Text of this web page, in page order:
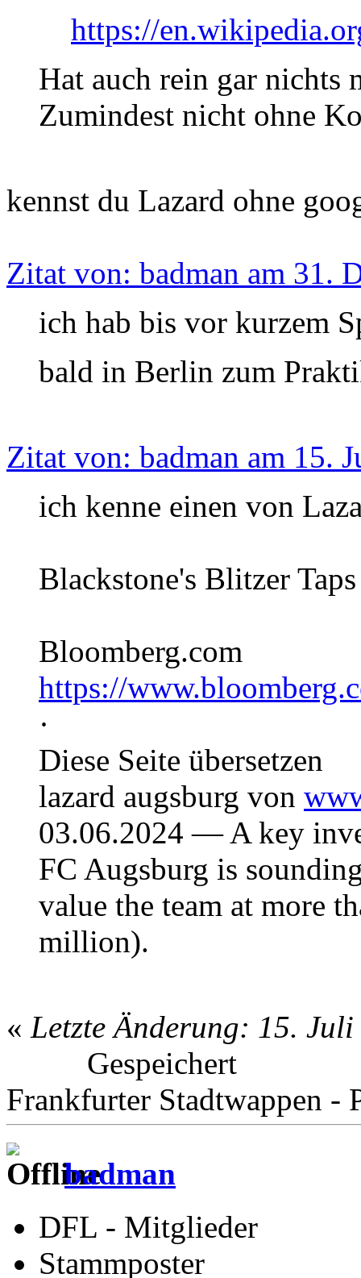
https://
Hat auch rein gar nichts
Zumindest nicht ohne
kennst du Lazard ohne
Zitat von: badman am 31.
ich hab bis vor kurzem
bald in Berlin zum
Zitat von: badman am 15.
ich kenne einen von
Blackstone's Blitzer
Bloomberg.com
https://
·
Diese Seite übersetzen
lazard augsburg von
03.06.2024 — A key
FC Augsburg is
value the team at more
million).
« Letzte Änderung: 15.
Gespeichert
Frankfurter Stadtwappen -
badman
DFL - Mitglieder
Stammposter